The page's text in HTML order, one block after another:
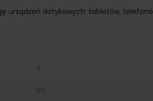
urządzeń dotykowych: tabletów,
S
50